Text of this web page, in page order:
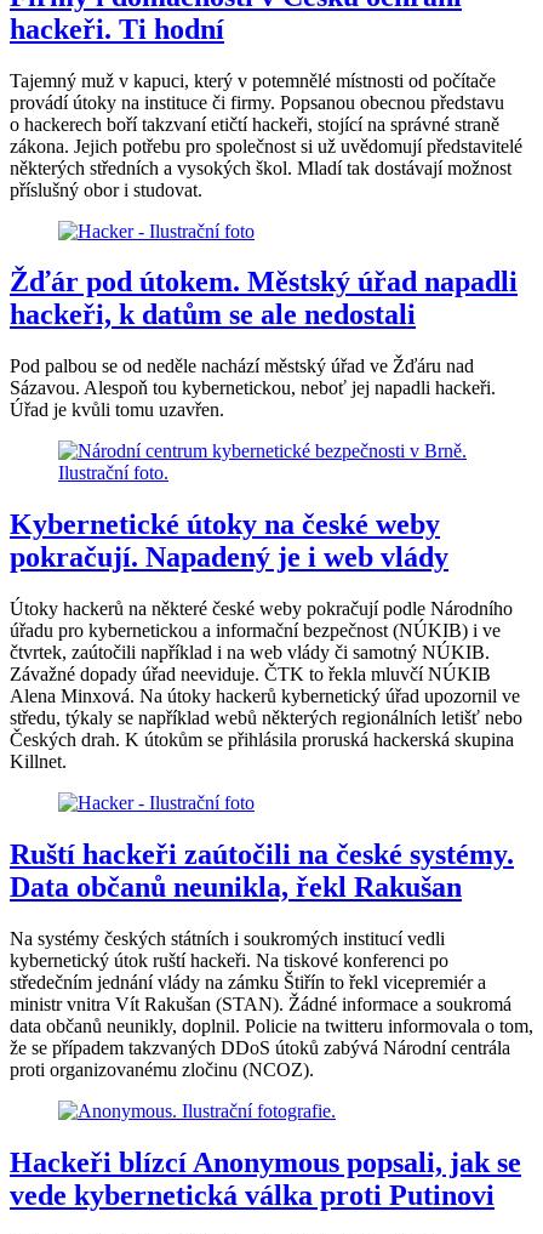
hackeři. Ti hodní
Tajemný muž v kapuci, který v potemnělé místnosti od počítače
provádí útoky na instituce či firmy. Popsanou obecnou představu
o hackerech boří takzvaní etičtí hackeři, stojící na správné straně
zákona. Jejich potřebu pro společnost si už uvědomují představitelé
některých středních a vysokých škol. Mladí tak dostávají možnost
příslušný obor i studovat.
Žďár pod útokem. Městský úřad napadli
hackeři, k datům se ale nedostali
Pod palbou se od neděle nachází městský úřad ve Žďáru nad
Sázavou. Alespoň tou kybernetickou, neboť jej napadli hackeři.
Úřad je kvůli tomu uzavřen.
Kybernetické útoky na české weby
pokračují. Napadený je i web vlády
Útoky hackerů na některé české weby pokračují podle Národního
úřadu pro kybernetickou a informační bezpečnost (NÚKIB) i ve
čtvrtek, zaútočili například i na web vlády či samotný NÚKIB.
Závažné dopady úřad neeviduje. ČTK to řekla mluvčí NÚKIB
Alena Minxová. Na útoky hackerů kybernetický úřad upozornil ve
středu, týkaly se například webů některých regionálních letišť nebo
Českých drah. K útokům se přihlásila proruská hackerská skupina
Killnet.
Ruští hackeři zaútočili na české systémy.
Data občanů neunikla, řekl Rakušan
Na systémy českých státních i soukromých institucí vedli
kybernetický útok ruští hackeři. Na tiskové konferenci po
středečním jednání vlády na zámku Štiřín to řekl vicepremiér a
ministr vnitra Vít Rakušan (STAN). Žádné informace a soukromá
data občanů neunikly, doplnil. Policie na twitteru informovala o tom,
že se případem takzvaných DDoS útoků zabývá Národní centrála
proti organizovanému zločinu (NCOZ).
Hackeři blízcí Anonymous popsali, jak se
vede kybernetická válka proti Putinovi